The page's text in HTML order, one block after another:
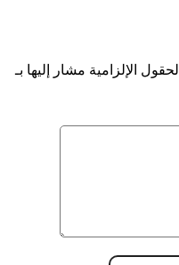
الحقول الإلزامية مشار إليها بـ